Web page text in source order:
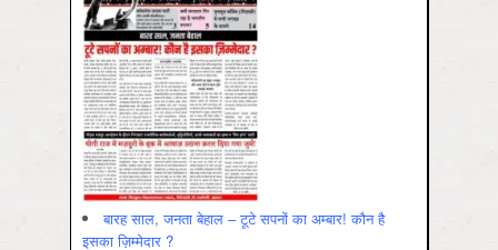
बारह साल, जनता बेहाल – टूटे सपनों का अम्बार! कौन है
इसका ज़िम्मेदार ?